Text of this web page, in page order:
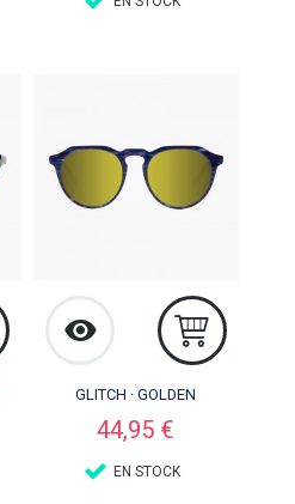
GLITCH · GOLDEN
Precio
44,95 €
EN STOCK